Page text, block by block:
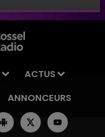
ACTUS
ANNONCEURS